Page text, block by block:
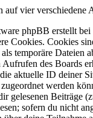
auf vier verschiedene
phpBB erstellt bei
Cookies. Cookies
temporäre Dateien
Aufrufen des Boards
aktuelle ID deiner
werden
gelesenen Beiträge
sofern du nicht